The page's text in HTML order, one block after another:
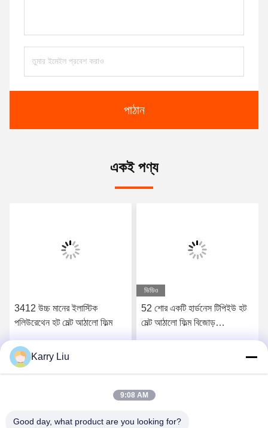
পাঠান
একই পণ্য
3412 উচ্চ মানের ইলাস্টিক
পলিউরেথেন হট মেল্ট আঠালো ফিল্ম
ভিডিও
52 শোর একটি হার্ডনেস টিপিইউ হট
মেল্ট আঠালো ফিল্ম বিজোড়
Karry Liu
9:08 AM
Good day, what product are you looking for?